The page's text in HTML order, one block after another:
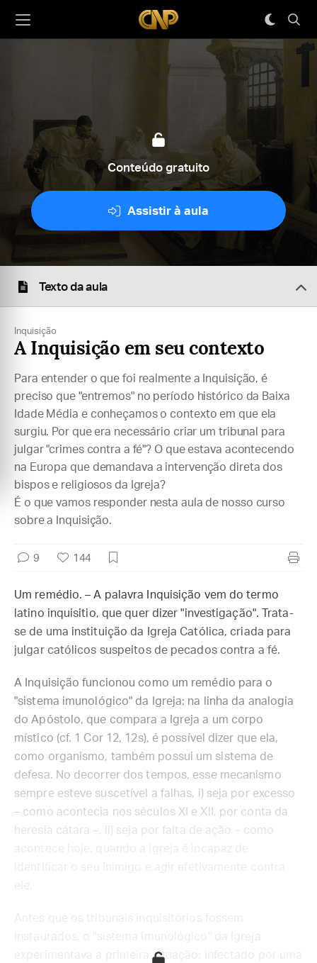
Conteúdo gratuito
Assistir à aula
Texto da aula
Inquisição
A Inquisição em seu contexto
Para entender o que foi realmente a Inquisição, é
preciso que "entremos" no período histórico da Baixa
Idade Média e conheçamos o contexto em que ela
surgiu. Por que era necessário criar um tribunal para
julgar "crimes contra a fé"? O que estava acontecendo
na Europa que demandava a intervenção direta dos
bispos e religiosos da Igreja?
É o que vamos responder nesta aula de nosso curso
sobre a Inquisição.
9 144
Um remédio. – A palavra Inquisição vem do termo
latino inquisitio, que quer dizer "investigação". Trata-
se de uma instituição da Igreja Católica, criada para
julgar católicos suspeitos de pecados contra a fé.
A Inquisição funcionou como um remédio para o
"sistema imunológico" da Igreja: na linha da analogia
do Apóstolo, que compara a Igreja a um corpo
místico (cf. 1 Cor 12, 12s), é possível dizer que ela,
como organismo, também possui um sistema de
defesa. No decorrer dos tempos, esse mecanismo
sempre esteve suscetível a falhas, i) seja por excesso
– como acontecia nos séculos XI e XII, por conta da
heresia cátara –, ii) seja por falta de ação – como
experimentava a primeira situação: infectado por uma